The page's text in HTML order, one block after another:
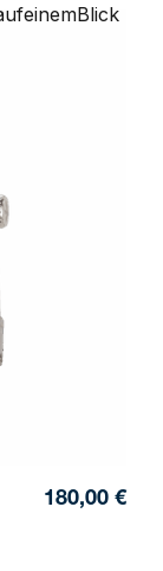
einemBlick
180,00 €